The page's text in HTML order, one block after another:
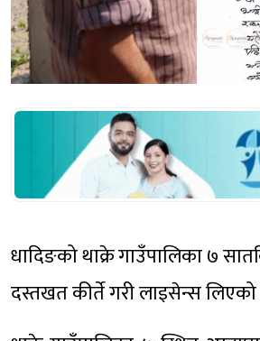
धादिङको थाक्रे गाउँपालिका ७
दस्तखत कीर्ते गरी लाइसेन्स